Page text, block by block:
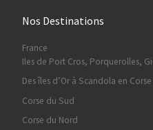
Nos Destinations
France
Iles de Port Cros, Porquerolles,
Des îles d’Or à Scandola en Corse
Corse du Sud
Corse du Nord